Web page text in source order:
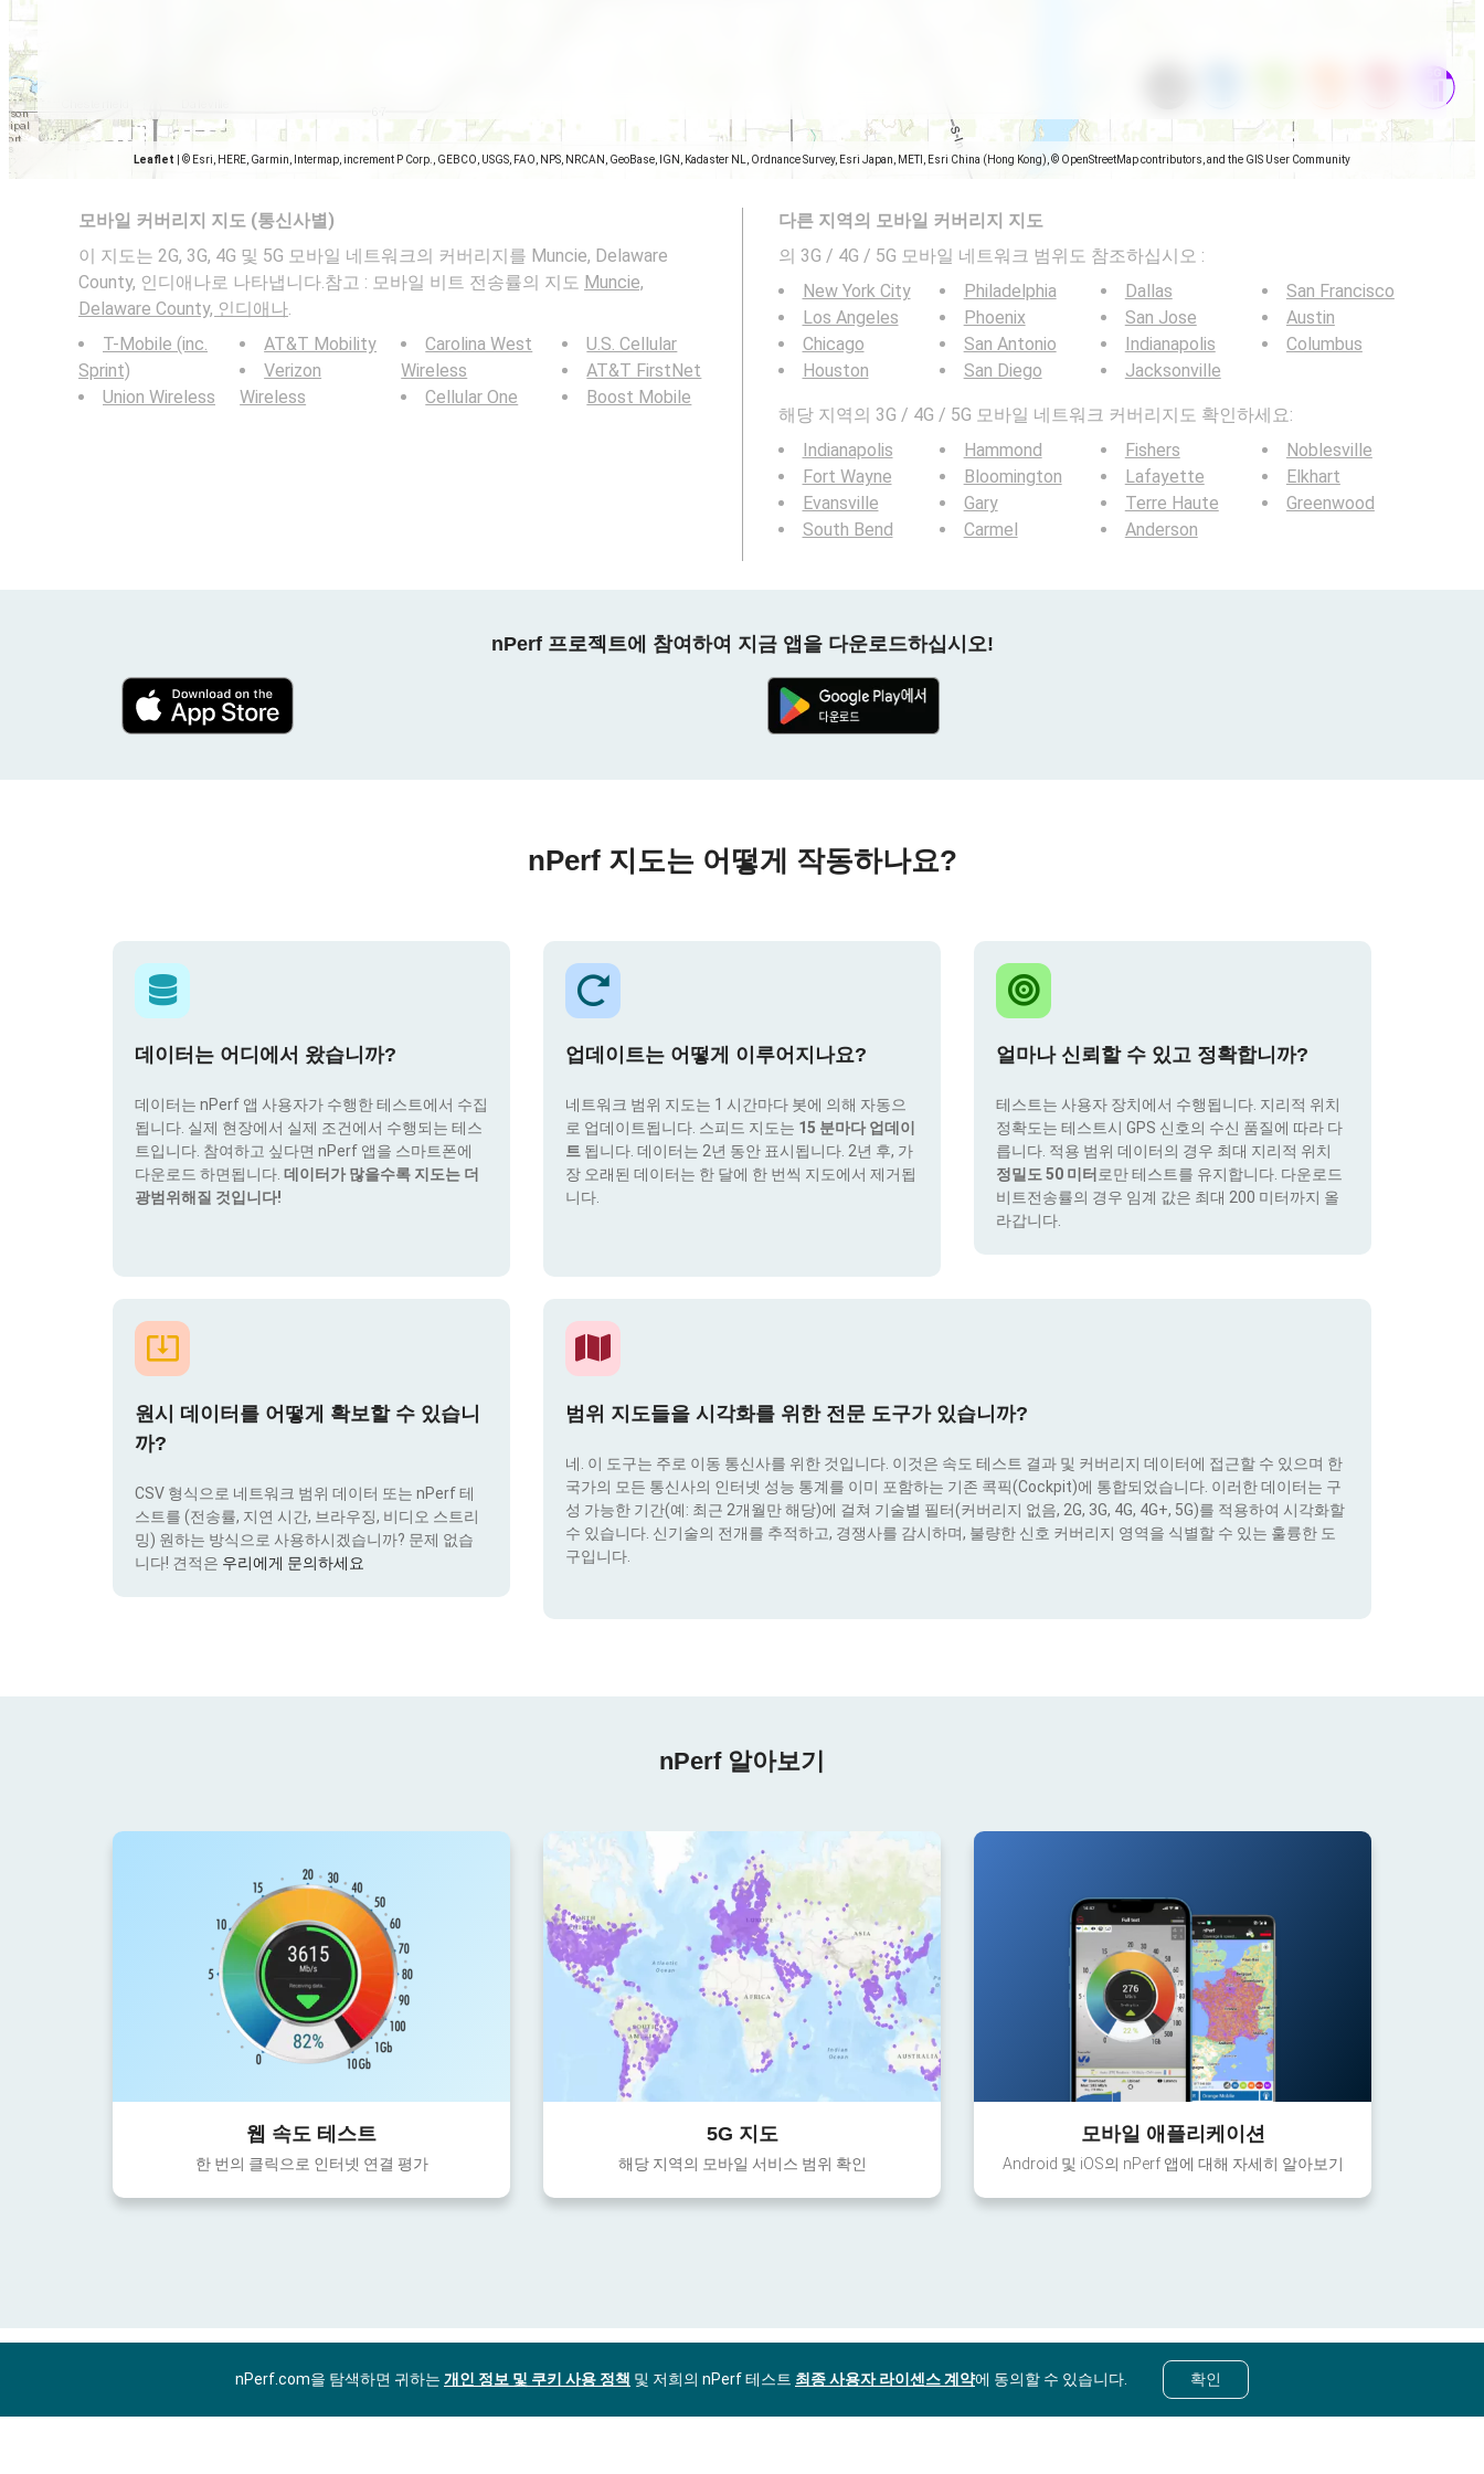
Leaflet © Esri, HERE, Garmin, Intermap, increment P Corp., GEBCO, USGS, FAO, NPS, NRCAN, GeoBase, IGN, Kadaster NL, Ordnance Survey, Esri Japan, METI, Esri China (Hong Kong), © OpenStreetMap contributors, and the GIS User Community
모바일 커버리지 지도 (통신사별)
이 지도는 2G, 3G, 4G 및 5G 모바일 네트워크의 커버리지를 Muncie, Delaware
County, 인디애나로 나타냅니다.참고 : 모바일 비트 전송률의 지도 Muncie,
Delaware County, 인디애나.
T-Mobile (inc.
Sprint)
Union Wireless
AT&T Mobility
Verizon
Wireless
Carolina West
Wireless
Cellular One
U.S. Cellular
AT&T FirstNet
Boost Mobile
다른 지역의 모바일 커버리지 지도
의 3G / 4G / 5G 모바일 네트워크 범위도 참조하십시오 :
New York City
Los Angeles
Chicago
Houston
Philadelphia
Phoenix
San Antonio
San Diego
Dallas
San Jose
Indianapolis
Jacksonville
San Francisco
Austin
Columbus
해당 지역의 3G / 4G / 5G 모바일 네트워크 커버리지도 확인하세요:
Indianapolis
Fort Wayne
Evansville
South Bend
Hammond
Bloomington
Gary
Carmel
Fishers
Lafayette
Terre Haute
Anderson
Noblesville
Elkhart
Greenwood
nPerf 프로젝트에 참여하여 지금 앱을 다운로드하십시오!
nPerf 지도는 어떻게 작동하나요?
데이터는 어디에서 왔습니까?
데이터는 nPerf 앱 사용자가 수행한 테스트에서 수집
됩니다. 실제 현장에서 실제 조건에서 수행되는 테스
트입니다. 참여하고 싶다면 nPerf 앱을 스마트폰에
다운로드 하면됩니다. 데이터가 많을수록 지도는 더
광범위해질 것입니다!
업데이트는 어떻게 이루어지나요?
네트워크 범위 지도는 1 시간마다 봇에 의해 자동으
로 업데이트됩니다. 스피드 지도는 15 분마다 업데이
트 됩니다. 데이터는 2년 동안 표시됩니다. 2년 후, 가
장 오래된 데이터는 한 달에 한 번씩 지도에서 제거됩
니다.
얼마나 신뢰할 수 있고 정확합니까?
테스트는 사용자 장치에서 수행됩니다. 지리적 위치
정확도는 테스트시 GPS 신호의 수신 품질에 따라 다
릅니다. 적용 범위 데이터의 경우 최대 지리적 위치
정밀도 50 미터 로만 테스트를 유지합니다. 다운로드
비트전송률의 경우 임계 값은 최대 200 미터까지 올
라갑니다.
원시 데이터를 어떻게 확보할 수 있습니
까?
CSV 형식으로 네트워크 범위 데이터 또는 nPerf 테
스트를 (전송률, 지연 시간, 브라우징, 비디오 스트리
밍) 원하는 방식으로 사용하시겠습니까? 문제 없습
니다! 견적은 우리에게 문의하세요
범위 지도들을 시각화를 위한 전문 도구가 있습니까?
네. 이 도구는 주로 이동 통신사를 위한 것입니다. 이것은 속도 테스트 결과 및 커버리지 데이터에 접근할 수 있으며 한
국가의 모든 통신사의 인터넷 성능 통계를 이미 포함하는 기존 콕픽(Cockpit)에 통합되었습니다. 이러한 데이터는 구
성 가능한 기간(예: 최근 2개월만 해당)에 걸쳐 기술별 필터(커버리지 없음, 2G, 3G, 4G, 4G+, 5G)를 적용하여 시각화할
수 있습니다. 신기술의 전개를 추적하고, 경쟁사를 감시하며, 불량한 신호 커버리지 영역을 식별할 수 있는 훌륭한 도
구입니다.
nPerf 알아보기
웹 속도 테스트
한 번의 클릭으로 인터넷 연결 평가
5G 지도
해당 지역의 모바일 서비스 범위 확인
모바일 애플리케이션
Android 및 iOS의 nPerf 앱에 대해 자세히 알아보기
nPerf.com을 탐색하면 귀하는 개인 정보 및 쿠키 사용 정책 및 저희의 nPerf 테스트 최종 사용자 라이센스 계약에 동의할 수 있습니다. 확인